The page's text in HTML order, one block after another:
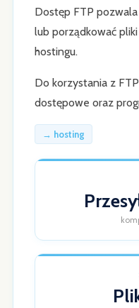
Dostęp FTP pozwala
lub porządkować
hostingu.
Do korzystania z
dostępowe oraz
→ hosting